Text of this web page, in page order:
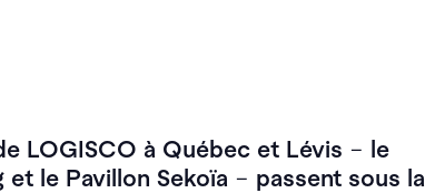
LOGISCO à Québec et Lévis – le
le Pavillon Sekoïa – passent sous la